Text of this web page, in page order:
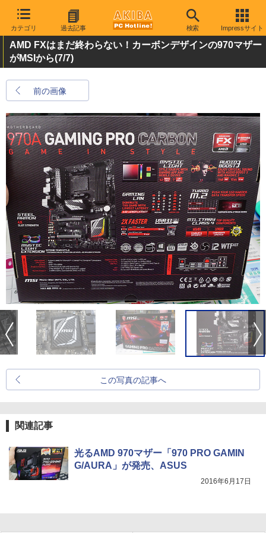
カテゴリ 過去記事 検索 Impressサイト
AMD FXはまだ終わらない！カーボンデザインの970マザー
がMSIから(7/7)
前の画像
この写真の記事へ
関連記事
光るAMD 970マザー「970 PRO GAMIN
G/AURA」が発売、ASUS
2016年6月17日